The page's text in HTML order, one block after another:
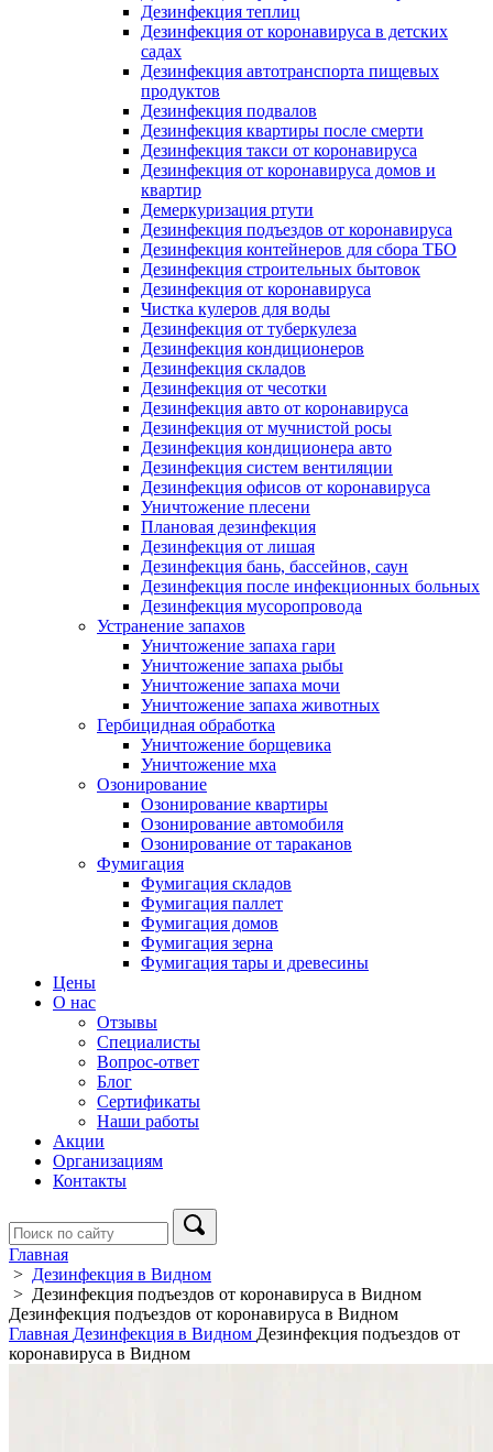
Дезинфекция теплиц
Дезинфекция от коронавируса в детских
садах
Дезинфекция автотранспорта пищевых
продуктов
Дезинфекция подвалов
Дезинфекция квартиры после смерти
Дезинфекция такси от коронавируса
Дезинфекция от коронавируса домов и
квартир
Демеркуризация ртути
Дезинфекция подъездов от коронавируса
Дезинфекция контейнеров для сбора ТБО
Дезинфекция строительных бытовок
Дезинфекция от коронавируса
Чистка кулеров для воды
Дезинфекция от туберкулеза
Дезинфекция кондиционеров
Дезинфекция складов
Дезинфекция от чесотки
Дезинфекция авто от коронавируса
Дезинфекция от мучнистой росы
Дезинфекция кондиционера авто
Дезинфекция систем вентиляции
Дезинфекция офисов от коронавируса
Уничтожение плесени
Плановая дезинфекция
Дезинфекция от лишая
Дезинфекция бань, бассейнов, саун
Дезинфекция после инфекционных больных
Дезинфекция мусоропровода
Устранение запахов
Уничтожение запаха гари
Уничтожение запаха рыбы
Уничтожение запаха мочи
Уничтожение запаха животных
Гербицидная обработка
Уничтожение борщевика
Уничтожение мха
Озонирование
Озонирование квартиры
Озонирование автомобиля
Озонирование от тараканов
Фумигация
Фумигация складов
Фумигация паллет
Фумигация домов
Фумигация зерна
Фумигация тары и древесины
Цены
О нас
Отзывы
Специалисты
Вопрос-ответ
Блог
Сертификаты
Наши работы
Акции
Организациям
Контакты
Главная
> Дезинфекция в Видном
> Дезинфекция подъездов от коронавируса в Видном
Дезинфекция подъездов от коронавируса в Видном
Главная Дезинфекция в Видном Дезинфекция подъездов от
коронавируса в Видном